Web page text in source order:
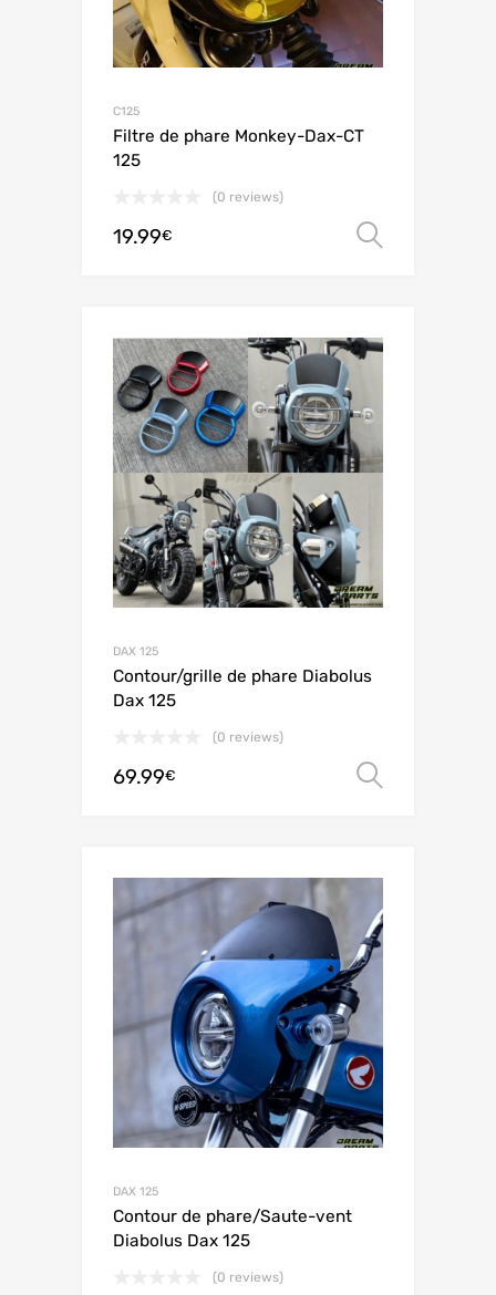
C125
Filtre de phare Monkey-Dax-CT
125
(0 reviews)
19.99€
DAX 125
Contour/grille de phare Diabolus
Dax 125
(0 reviews)
69.99€
DAX 125
Contour de phare/Saute-vent
Diabolus Dax 125
(0 reviews)